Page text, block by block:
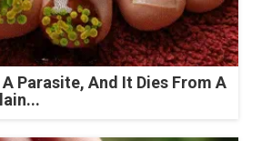
A Parasite, And It Dies From A